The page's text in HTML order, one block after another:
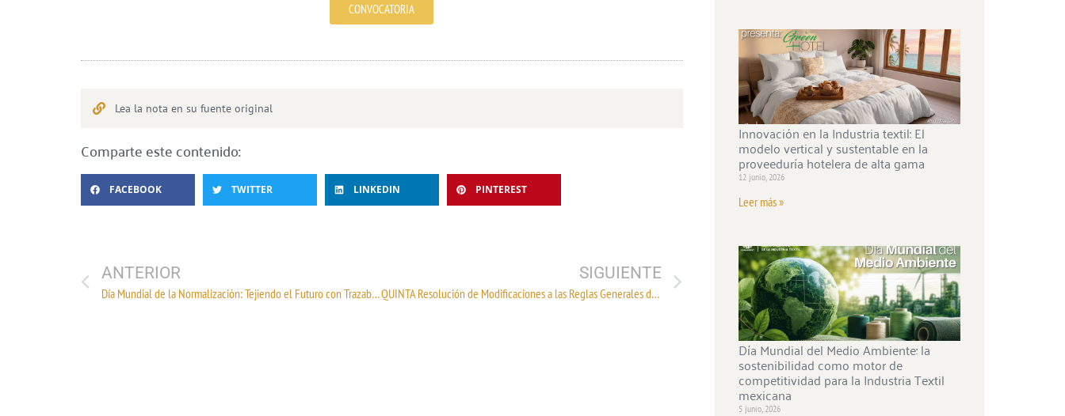
CONVOCATORIA
Lea la nota en su fuente original
Comparte este contenido:
FACEBOOK TWITTER LINKEDIN PINTEREST
ANTERIOR
Día Mundial de la Normalización: Tejiendo el Futuro con Trazabilidad e Innovación
SIGUIENTE
QUINTA Resolución de Modificaciones a las Reglas Generales de Comercio Exterior para 2025 y anexos 1, 2 y 5.
Innovación en la Industria textil: El
modelo vertical y sustentable en la
proveeduría hotelera de alta gama
12 junio, 2026
Leer más »
Día Mundial del Medio Ambiente: la
sostenibilidad como motor de
competitividad para la Industria Textil
mexicana
5 junio, 2026